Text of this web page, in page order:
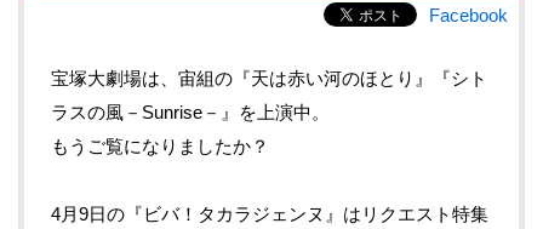
Facebook
宝塚大劇場は、宙組の『天は赤い河のほとり』『シト
ラスの風－Sunrise－』を上演中。
もうご覧になりましたか？
4月9日の『ビバ！タカラジェンヌ』はリクエスト特集